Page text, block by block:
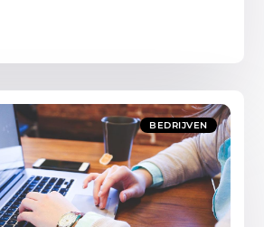
BEDRIJVEN